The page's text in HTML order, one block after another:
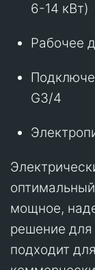
6-14 кВт)
Рабочее
G3/4
мощное,
решение
подходит